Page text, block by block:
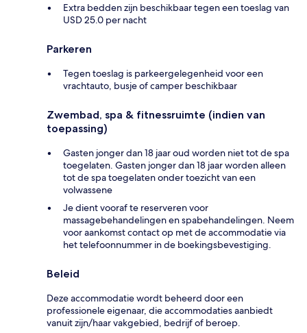
Extra bedden zijn beschikbaar tegen een toeslag van
USD 25.0 per nacht
Parkeren
Tegen toeslag is parkeergelegenheid voor een
vrachtauto, busje of camper beschikbaar
Zwembad, spa & fitnessruimte (indien van
toepassing)
Gasten jonger dan 18 jaar oud worden niet tot de spa
toegelaten. Gasten jonger dan 18 jaar worden alleen
tot de spa toegelaten onder toezicht van een
volwassene
Je dient vooraf te reserveren voor
massagebehandelingen en spabehandelingen. Neem
voor aankomst contact op met de accommodatie via
het telefoonnummer in de boekingsbevestiging.
Beleid
Deze accommodatie wordt beheerd door een
professionele eigenaar, die accommodaties aanbiedt
vanuit zijn/haar vakgebied, bedrijf of beroep.